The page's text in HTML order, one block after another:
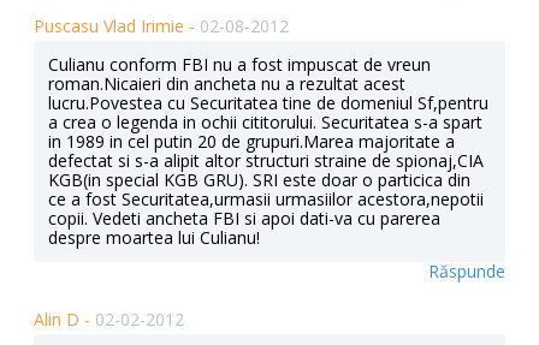
Puscasu Vlad Irimie - 02-08-2012
Culianu conform FBI nu a fost impuscat de vreun
roman.Nicaieri din ancheta nu a rezultat acest
lucru.Povestea cu Securitatea tine de domeniul Sf,pentru
a crea o legenda in ochii cititorului. Securitatea s-a spart
in 1989 in cel putin 20 de grupuri.Marea majoritate a
defectat si s-a alipit altor structuri straine de spionaj,CIA
KGB(in special KGB GRU). SRI este doar o particica din
ce a fost Securitatea,urmasii urmasiilor acestora,nepotii
copii. Vedeti ancheta FBI si apoi dati-va cu parerea
despre moartea lui Culianu!
Răspunde
Alin D - 02-02-2012